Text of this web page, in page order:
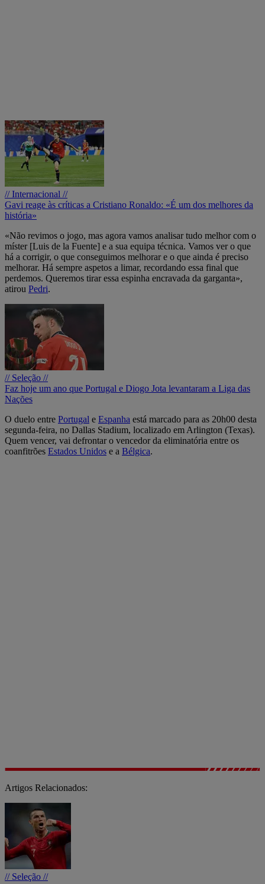
// Internacional //
Gavi reage às críticas a Cristiano Ronaldo: «É um dos melhores da
história»
«Não revimos o jogo, mas agora vamos analisar tudo melhor com o
míster [Luis de la Fuente] e a sua equipa técnica. Vamos ver o que
há a corrigir, o que conseguimos melhorar e o que ainda é preciso
melhorar. Há sempre aspetos a limar, recordando essa final que
perdemos. Queremos tirar essa espinha encravada da garganta»,
atirou Pedri.
// Seleção //
Faz hoje um ano que Portugal e Diogo Jota levantaram a Liga das
Nações
O duelo entre Portugal e Espanha está marcado para as 20h00 desta
segunda-feira, no Dallas Stadium, localizado em Arlington (Texas).
Quem vencer, vai defrontar o vencedor da eliminatória entre os
coanfitrões Estados Unidos e a Bélgica.
Artigos Relacionados:
// Seleção //